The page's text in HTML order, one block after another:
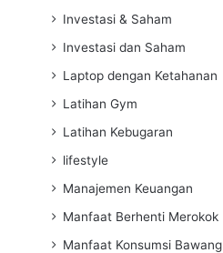
Investasi & Saham
Investasi dan Saham
Laptop dengan Ketahanan
Latihan Gym
Latihan Kebugaran
lifestyle
Manajemen Keuangan
Manfaat Berhenti Merokok
Manfaat Konsumsi Bawang